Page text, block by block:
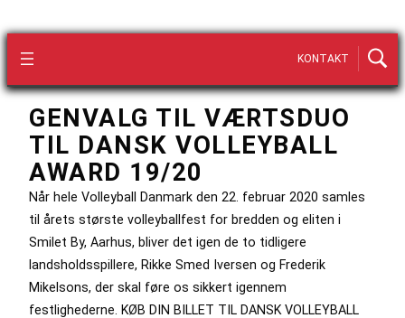
KONTAKT
GENVALG TIL VÆRTSDUO
TIL DANSK VOLLEYBALL
AWARD 19/20
Når hele Volleyball Danmark den 22. februar 2020 samles
til årets største volleyballfest for bredden og eliten i
Smilet By, Aarhus, bliver det igen de to tidligere
landsholdsspillere, Rikke Smed Iversen og Frederik
Mikelsons, der skal føre os sikkert igennem
festlighederne. KØB DIN BILLET TIL DANSK VOLLEYBALL